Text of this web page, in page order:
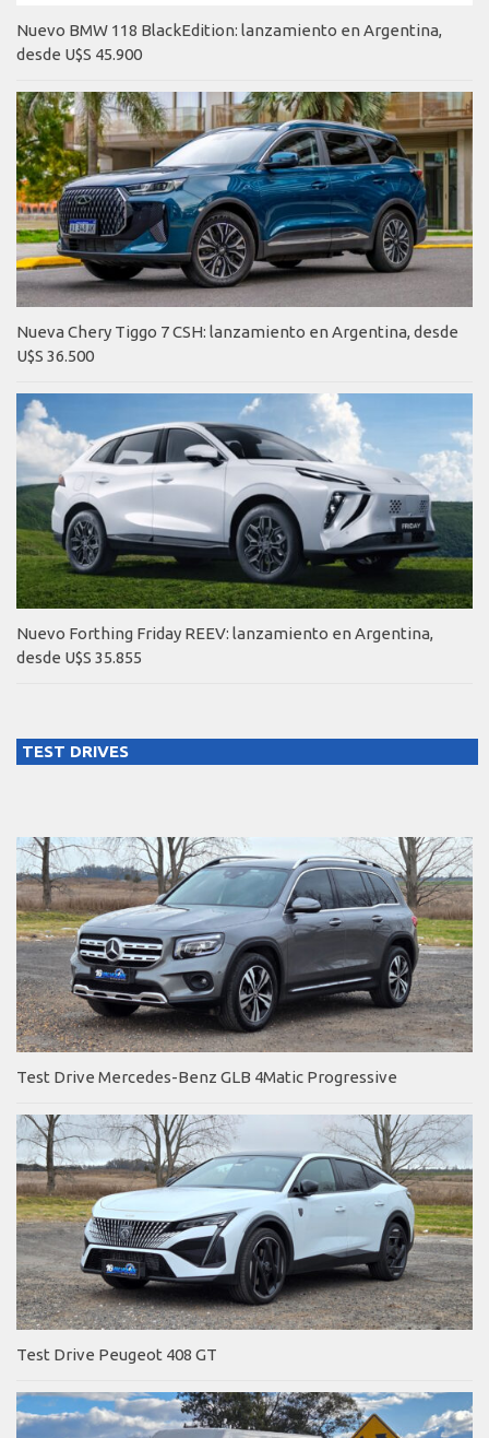
Nuevo BMW 118 BlackEdition: lanzamiento en Argentina,
desde U$S 45.900
Nueva Chery Tiggo 7 CSH: lanzamiento en Argentina, desde
U$S 36.500
Nuevo Forthing Friday REEV: lanzamiento en Argentina,
desde U$S 35.855
TEST DRIVES
Test Drive Mercedes-Benz GLB 4Matic Progressive
Test Drive Peugeot 408 GT